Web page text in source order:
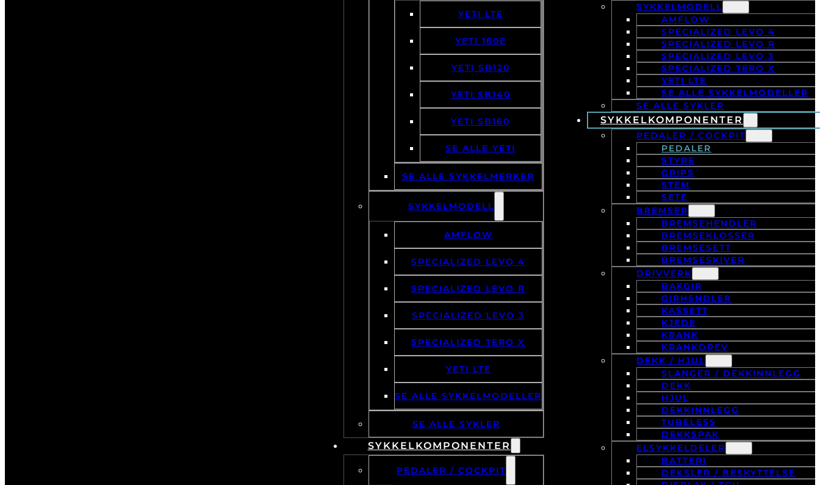
YETI LTE
YETI 160E
YETI SB120
YETI SB140
YETI SB160
SE ALLE YETI
SE ALLE SYKKELMERKER
SYKKELMODELL
AMFLOW
SPECIALIZED LEVO 4
SPECIALIZED LEVO R
SPECIALIZED LEVO 3
SPECIALIZED TERO X
YETI LTE
SE ALLE SYKKELMODELLER
SE ALLE SYKLER
SYKKELKOMPONENTER
PEDALER / COCKPIT
SYKKELMODELL
AMFLOW
SPECIALIZED LEVO 4
SPECIALIZED LEVO R
SPECIALIZED LEVO 3
SPECIALIZED TERO X
YETI LTE
SE ALLE SYKKELMODELLER
SE ALLE SYKLER
SYKKELKOMPONENTER
PEDALER / COCKPIT
PEDALER
STYRE
GRIPS
STEM
SETE
BREMSER
BREMSEHENDLER
BREMSEKLOSSER
BREMSESETT
BREMSESKIVER
DRIVVERK
BAKGIR
GIRHENDLER
KASSETT
KJEDE
KRANK
KRANKDREV
DEKK / HJUL
SLANGER / DEKKINNLEGG
DEKK
HJUL
DEKKINNLEGG
TUBELESS
DEKKSPAK
ELSYKKELDELER
BATTERI
DEKSLER / BESKYTTELSE